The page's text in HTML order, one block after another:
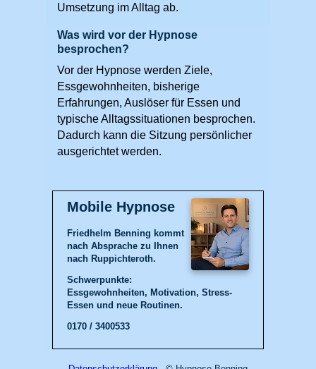
Umsetzung im Alltag ab.
Was wird vor der Hypnose
besprochen?
Vor der Hypnose werden Ziele,
Essgewohnheiten, bisherige
Erfahrungen, Auslöser für Essen und
typische Alltagssituationen besprochen.
Dadurch kann die Sitzung persönlicher
ausgerichtet werden.
Mobile Hypnose
Friedhelm Benning kommt
nach Absprache zu Ihnen
nach Ruppichteroth.
Schwerpunkte:
Essgewohnheiten, Motivation, Stress-
Essen und neue Routinen.
0170 / 3400533